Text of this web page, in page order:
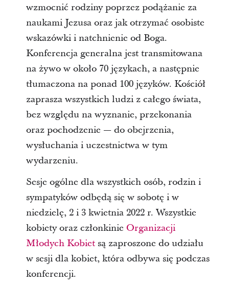
wzmocnić rodziny poprzez podążanie za
naukami Jezusa oraz jak otrzymać osobiste
wskazówki i natchnienie od Boga.
Konferencja generalna jest transmitowana
na żywo w około 70 językach, a następnie
tłumaczona na ponad 100 języków. Kościół
zaprasza wszystkich ludzi z całego świata,
bez względu na wyznanie, przekonania
oraz pochodzenie — do obejrzenia,
wysłuchania i uczestnictwa w tym
wydarzeniu.
Sesje ogólne dla wszystkich osób, rodzin i
sympatyków odbędą się w sobotę i w
niedzielę, 2 i 3 kwietnia 2022 r. Wszystkie
kobiety oraz członkinie Organizacji
Młodych Kobietsą zaproszone do udziału
w sesji dla kobiet, która odbywa się podczas
konferencji.